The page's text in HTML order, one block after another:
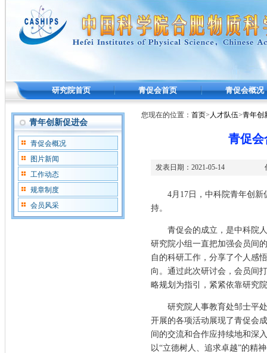
研究院首页 青促会首页 青促会概况
青年创新促进会
青促会概况
图片新闻
工作动态
规章制度
会员风采
您现在的位置： 首页> 人才队伍>青年创
青促会
发表日期： 2021-05-14
4月17日，中科院青年创新
持。
青促会的成立，是中科院人
研究院小组一直把加强会员间
自的科研工作，分享了个人感
向。通过此次研讨会，会员间
略规划为指引，紧紧依靠研究
研究院人事教育处邹士平处
开展的各项活动展现了青促会
间的交流和合作应持续地和深
以“立德树人、追求卓越”的精